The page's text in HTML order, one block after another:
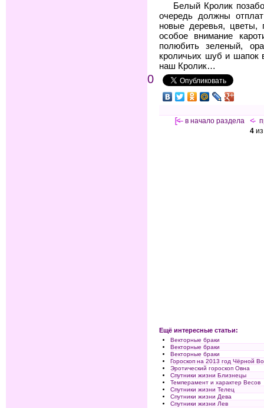
Белый Кролик
очередь должны
новые деревья, цветы,
особое внимание
полюбить зеленый,
кроличьих шуб и шапок
наш Кролик…
0
[<— в начало раздела <-
4
Ещё интересные статьи:
Векторные браки
Векторные браки
Векторные браки
Гороскоп на 2013 год Чёрной
Эротический гороскоп Овна
Спутники жизни Близнецы
Темперамент и характер Весов
Спутники жизни Телец
Спутники жизни Дева
Спутники жизни Лев